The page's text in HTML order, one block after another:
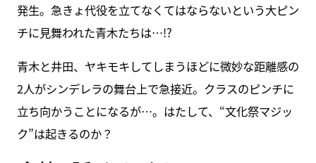
発生。急きょ代役を立てなくてはならないという大ピン
チに見舞われた青木たちは…!?
青木と井田、ヤキモキしてしまうほどに微妙な距離感の
2人がシンデレラの舞台上で急接近。クラスのピンチに
立ち向かうことになるが…。はたして、“文化祭マジッ
ク”は起きるのか？